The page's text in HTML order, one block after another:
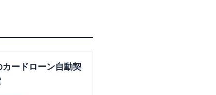
ードローン自動契